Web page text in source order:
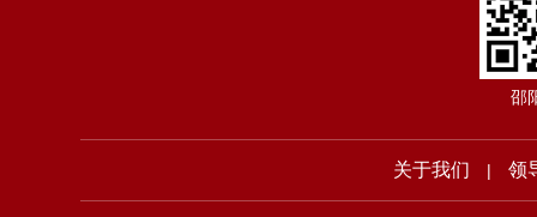
邵
关于我们 | 领